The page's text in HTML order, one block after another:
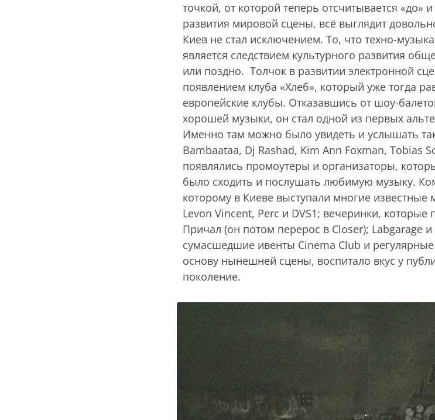
точкой, от которой теперь отсчитывается «до»
развития мировой сцены, всё выглядит
Киев не стал исключением. То, что техно-
является следствием культурного развития
или поздно. Толчок в развитии электронной
появлением клуба «Хлеб», который уже тогда
европейские клубы. Отказавшись от шоу-
хорошей музыки, он стал одной из первых
Именно там можно было увидеть и услышать
Bambaataa, Dj Rashad, Kim Ann Foxman, Tobias
появлялись промоутеры и организаторы,
было сходить и послушать любимую музыку.
которому в Киеве выступали многие
Levon Vincent, Perc и DVS1; вечеринки,
Причал (он потом перерос в Closer); Labgarage
сумасшедшие ивенты Cinema Club и
основу нынешней сцены, воспитало вкус у
поколение.